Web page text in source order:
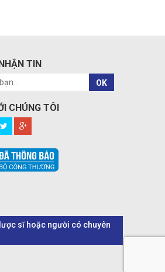
TIN
OK
CHÚNG TÔI
sĩ hoặc người có chuyên